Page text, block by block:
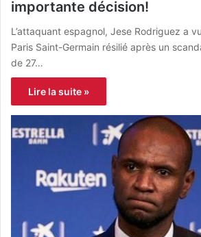
importante décision!
L’attaquant espagnol, Jese Rodriguez a
Paris Saint-Germain résilié après un
de 27…
Lire la suite »